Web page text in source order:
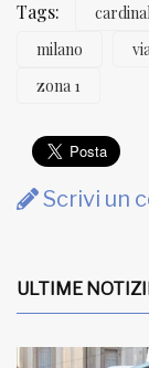
Tags:
milano
zona 1
Scrivi un
ULTIME